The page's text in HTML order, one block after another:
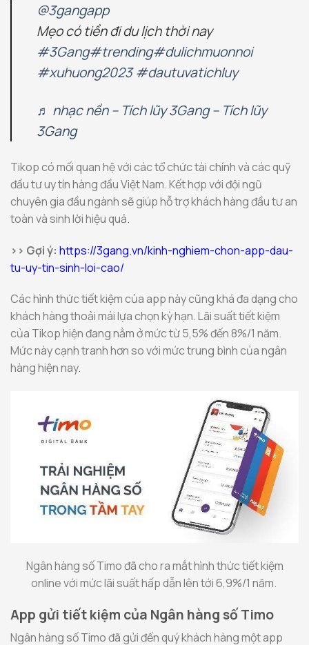
@3gangapp
Mẹo có tiền đi du lịch thời nay
#3Gang#trending#dulichmuonnoi
#xuhuong2023 #dautuvatichluy
♬ nhạc nền – Tích lũy 3Gang – Tích lũy
3Gang
Tikop có mối quan hệ với các tổ chức tài chính và các quỹ
đầu tư uy tín hàng đầu Việt Nam. Kết hợp với đội ngũ
chuyên gia đầu ngành sẽ giúp hỗ trợ khách hàng đầu tư an
toàn và sinh lời hiệu quả.
>> Gợi ý: https://3gang.vn/kinh-nghiem-chon-app-dau-
tu-uy-tin-sinh-loi-cao/
Các hình thức tiết kiệm của app này cũng khá đa dạng cho
khách hàng thoải mái lựa chọn kỳ hạn. Lãi suất tiết kiệm
của Tikop hiện đang nằm ở mức từ 5,5% đến 8%/1 năm.
Mức này cạnh tranh hơn so với mức trung bình của ngân
hàng hiện nay.
Ngân hàng số Timo đã cho ra mắt hình thức tiết kiệm
online với mức lãi suất hấp dẫn lên tới 6,9%/1 năm.
App gửi tiết kiệm của Ngân hàng số Timo
Ngân hàng số Timo đã gửi đến quý khách hàng một app